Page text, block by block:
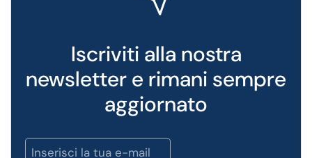
Iscriviti alla nostra
newsletter e rimani sempre
aggiornato